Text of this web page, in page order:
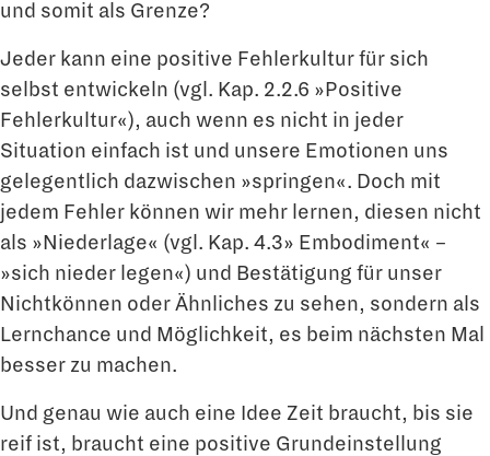
und somit als Grenze?
Jeder kann eine positive Fehlerkultur für sich
selbst entwickeln (vgl. Kap. 2.2.6 »Posi­tive
Fehlerkultur«), auch wenn es nicht in jeder
Situation einfach ist und unsere Emo­tionen uns
gelegentlich dazwischen »springen«. Doch mit
jedem Fehler können wir mehr lernen, diesen nicht
als »Niederlage« (vgl. Kap. 4.3» Embodiment« –
»sich nieder legen«) und Bestätigung für unser
Nichtkönnen oder Ähnliches zu sehen, sondern als
Lernchance und Möglichkeit, es beim nächsten Mal
besser zu machen.
Und genau wie auch eine Idee Zeit braucht, bis sie
reif ist, braucht eine positive Grund­einstellung